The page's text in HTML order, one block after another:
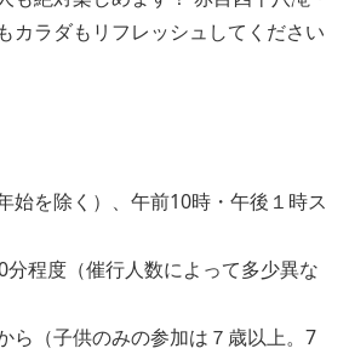
カラダもリフレッシュしてください
始を除く）、午前10時・午後１時ス
分程度（催行人数によって多少異な
ら（子供のみの参加は７歳以上。7